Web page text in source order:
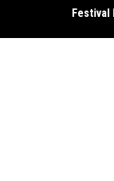
o
Festival